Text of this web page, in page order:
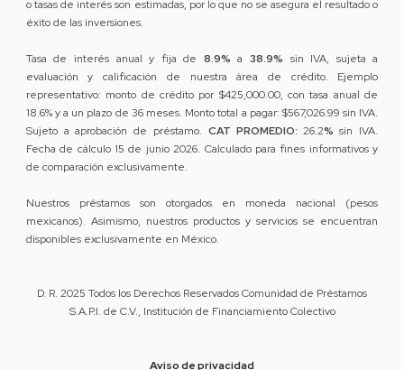
o tasas de interés son estimadas, por lo que no se asegura el resultado o
éxito de las inversiones.
Tasa de interés anual y fija de 8.9% a 38.9% sin IVA, sujeta a
evaluación y calificación de nuestra área de crédito. Ejemplo
representativo: monto de crédito por $425,000.00, con tasa anual de
18.6% y a un plazo de 36 meses. Monto total a pagar: $567,026.99 sin IVA.
Sujeto a aprobación de préstamo. CAT PROMEDIO: 26.2% sin IVA.
Fecha de cálculo 15 de junio 2026. Calculado para fines informativos y
de comparación exclusivamente.
Nuestros préstamos son otorgados en moneda nacional (pesos
mexicanos). Asimismo, nuestros productos y servicios se encuentran
disponibles exclusivamente en México.
D. R. 2025 Todos los Derechos Reservados Comunidad de Préstamos
S.A.P.I. de C.V., Institución de Financiamiento Colectivo
Aviso de privacidad